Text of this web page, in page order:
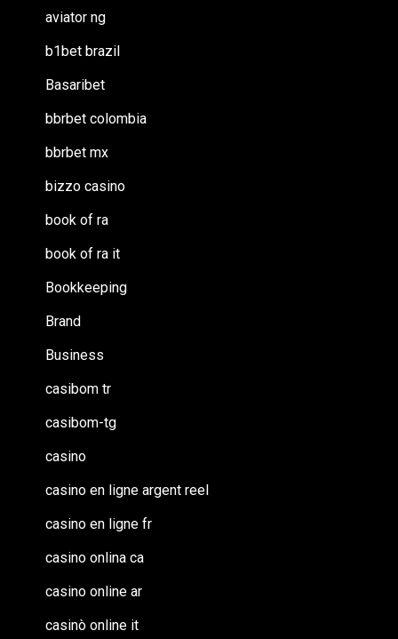
aviator ng
b1bet brazil
Basaribet
bbrbet colombia
bbrbet mx
bizzo casino
book of ra
book of ra it
Bookkeeping
Brand
Business
casibom tr
casibom-tg
casino
casino en ligne argent reel
casino en ligne fr
casino onlina ca
casino online ar
casinò online it